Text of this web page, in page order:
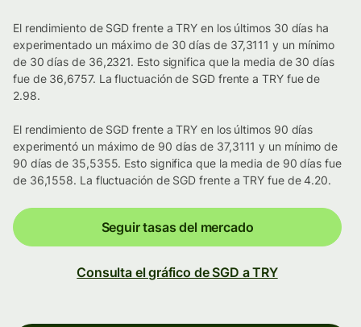
El rendimiento de SGD frente a TRY en los últimos 30 días ha
experimentado un máximo de 30 días de 37,3111 y un mínimo
de 30 días de 36,2321. Esto significa que la media de 30 días
fue de 36,6757. La fluctuación de SGD frente a TRY fue de
2.98.
El rendimiento de SGD frente a TRY en los últimos 90 días
experimentó un máximo de 90 días de 37,3111 y un mínimo de
90 días de 35,5355. Esto significa que la media de 90 días fue
de 36,1558. La fluctuación de SGD frente a TRY fue de 4.20.
Seguir tasas del mercado
Consulta el gráfico de SGD a TRY